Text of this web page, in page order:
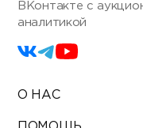
ВКонтакте с
аналитикой
О НАС